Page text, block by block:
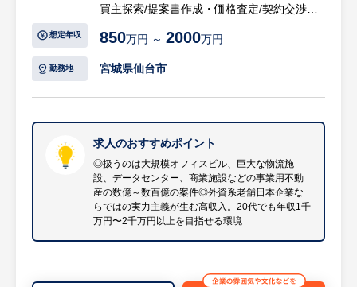
買主探索/提案書作成・価格査定/契約交渉・
きます。
パティマネジメント、コンサルティング部門
などと連携して、投資用・事業用不動産の潜
在価値を発見してご提案出来るのが当社の魅
力です。
・キャピタルマーケット売買仲介サービス部
門は、不動産の取得・売却仲介におけるマー
ケットリーダーとして、国内外のお客様の多
スビル、商業施設、集合住宅、ホテル、物流
想定年収 850万円 ～ 2000万円
勤務地 宮城県仙台市
求人のおすすめポイント
◎扱うのは大規模オフィスビル、巨大な物流施
設、データセンター、商業施設などの事業用不動
産の数億～数百億の案件◎外資系老舗日本企業な
らではの実力主義が生む高収入。20代でも年収1千
万円〜2千万円以上を目指せる環境